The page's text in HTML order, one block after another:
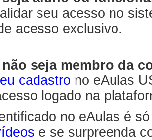
seu acesso no
acesso exclusivo.
seja membro da
cadastro no eAulas
logado na
no eAulas é
e se surpreenda